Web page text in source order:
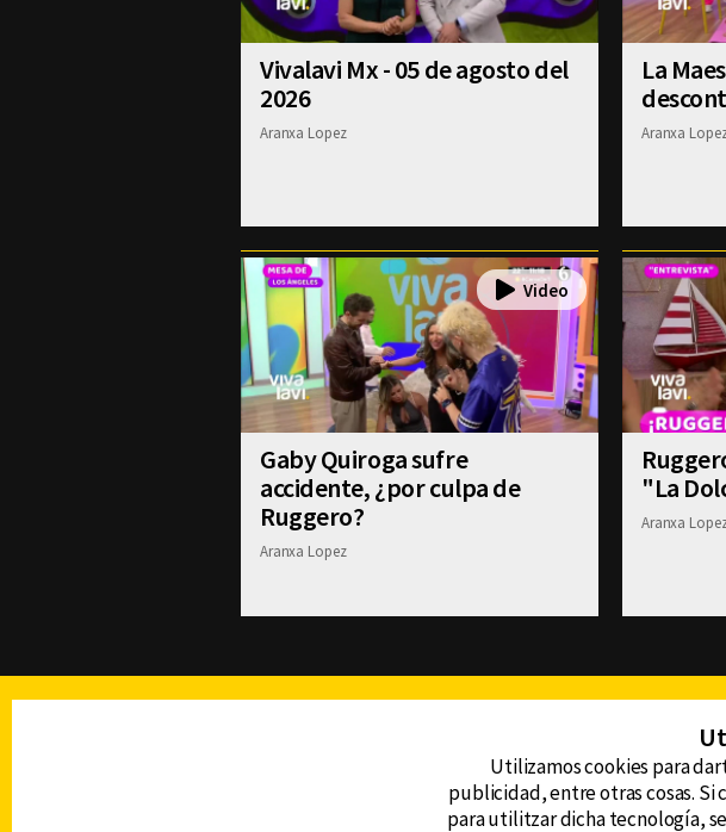
Vivalavi Mx - 05 de agosto del
2026
Aranxa Lopez
La
Aranxa
Gaby Quiroga sufre
accidente, ¿por culpa de
Ruggero?
Aranxa Lopez
"La
Aranxa
DERECHOS RESERVADOS © CANAL 6 2026
Utilizamos cookies para
publicidad, entre otras cosas.
para utilitzar dicha tecnología,